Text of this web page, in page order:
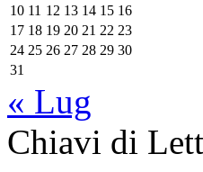
10 11 12 13 14 15 16
17 18 19 20 21 22 23
24 25 26 27 28 29 30
31
« Lug
Chiavi di